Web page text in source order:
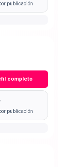
publicación
completo
publicación